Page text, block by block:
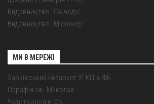
Видавництво "Свічадо"
Видавництво "Місіонер"
МИ В МЕРЕЖІ
Харківський Екзархат УГКЦ в ФБ
Парафія св. Миколая
Чудотворця в ФБ